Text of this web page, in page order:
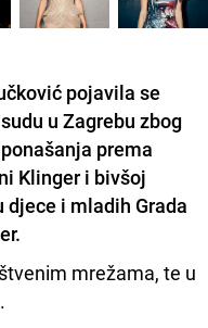
pojavila se
u Zagrebu zbog
prema
Klinger i bivšoj
i mladih Grada
mrežama, te u